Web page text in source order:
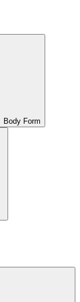
Body Form